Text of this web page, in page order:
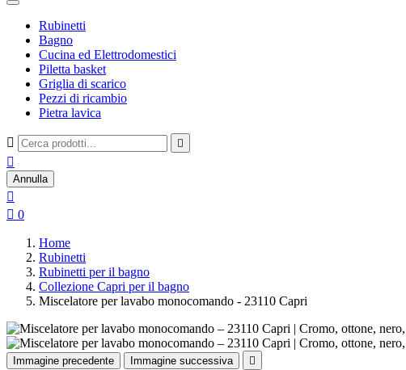
Rubinetti
Bagno
Cucina ed Elettrodomestici
Piletta basket
Griglia di scarico
Pezzi di ricambio
Pietra lavica
 

Annulla

 0
Home
Rubinetti
Rubinetti per il bagno
Collezione Capri per il bagno
Miscelatore per lavabo monocomando - 23110 Capri
Immagine precedente Immagine successiva 